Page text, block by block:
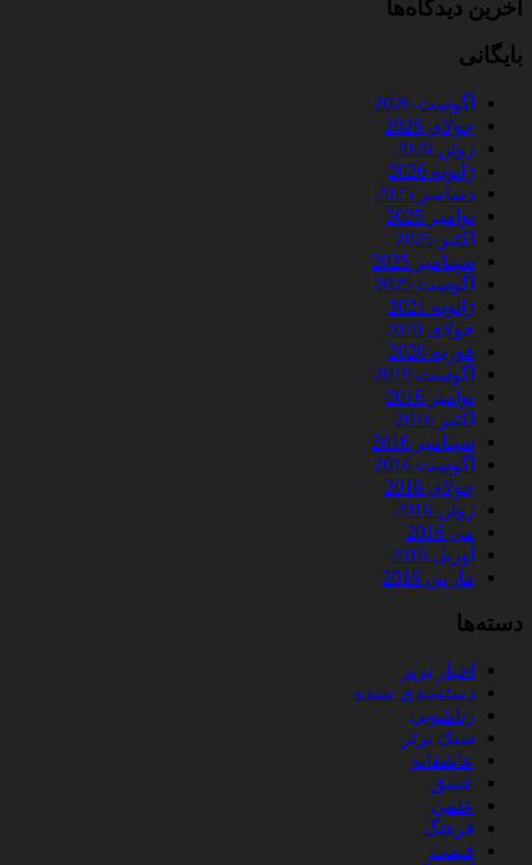
آخرین دیدگاه‌ها
بایگانی
آگوست 2026
جولای 2026
ژوئن 2026
ژانویه 2026
دسامبر 2025
نوامبر 2025
اکتبر 2025
سپتامبر 2025
آگوست 2025
ژانویه 2021
جولای 2020
فوریه 2020
آگوست 2019
نوامبر 2016
اکتبر 2016
سپتامبر 2016
آگوست 2016
جولای 2016
ژوئن 2016
می 2016
آوریل 2016
مارس 2016
دسته‌ها
اخبار برتر
دسته‌بندی نشده
زناشویی
سبک برتر
عاشقانه
عشق
علمی
فرهنگ
قیمت